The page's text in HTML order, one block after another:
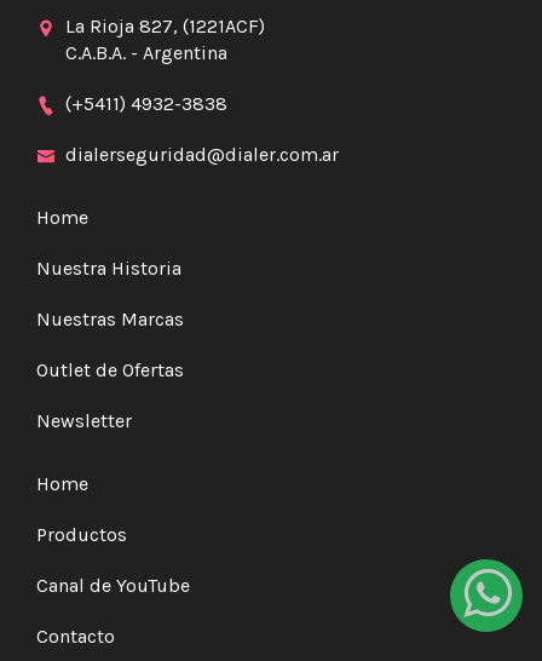
La Rioja 827, (1221ACF)
C.A.B.A. - Argentina
(+5411) 4932-3838
dialerseguridad@dialer.com.ar
Home
Nuestra Historia
Nuestras Marcas
Outlet de Ofertas
Newsletter
Home
Productos
Canal de YouTube
Contacto